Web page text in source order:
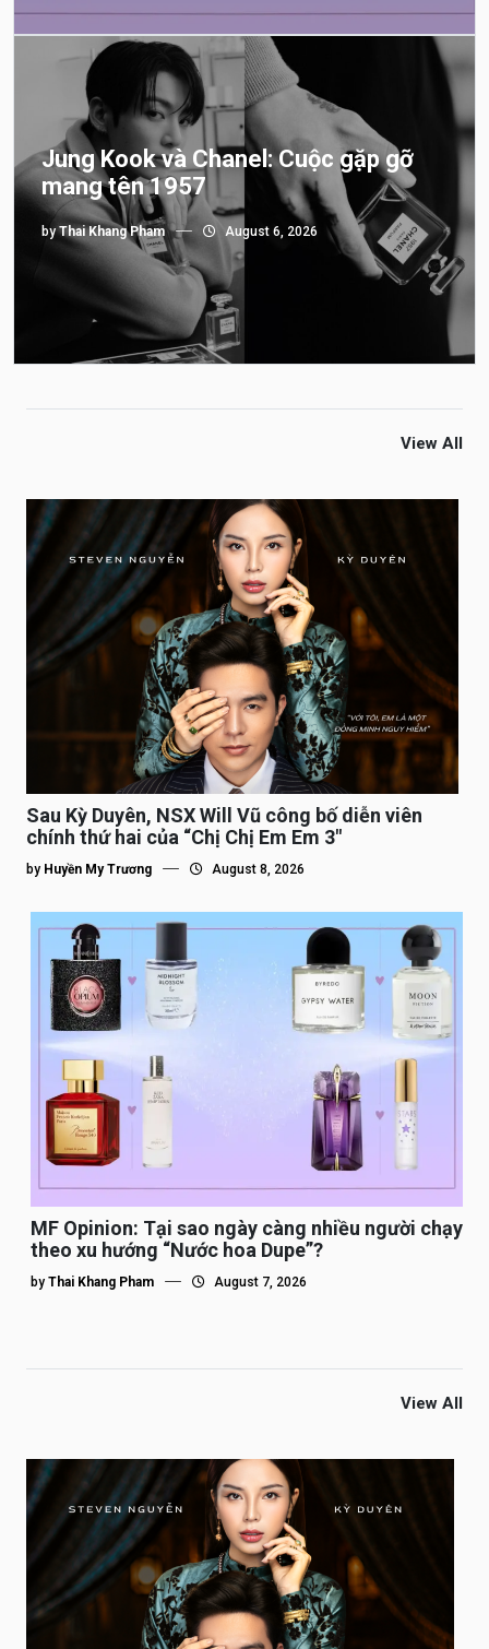
Jung Kook và Chanel: Cuộc gặp gỡ
mang tên 1957
byThai Khang Pham August 6, 2026
View All
Sau Kỳ Duyên, NSX Will Vũ công bố diễn viên
chính thứ hai của “Chị Chị Em Em 3″
by Huyền My Trương August 8, 2026
MF Opinion: Tại sao ngày càng nhiều người chạy
theo xu hướng “Nước hoa Dupe”?
by Thai Khang Pham August 7, 2026
View All